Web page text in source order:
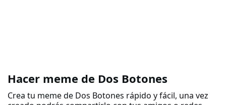
Hacer meme de Dos Botones
Crea tu meme de Dos Botones rápido y fácil, una vez